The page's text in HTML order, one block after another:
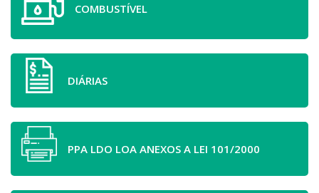
COMBUSTÍVEL
DIÁRIAS
PPA LDO LOA ANEXOS A LEI 101/2000